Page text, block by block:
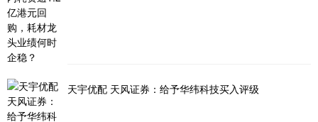
天宇优配 天风证券：给予华纬科技买入评级